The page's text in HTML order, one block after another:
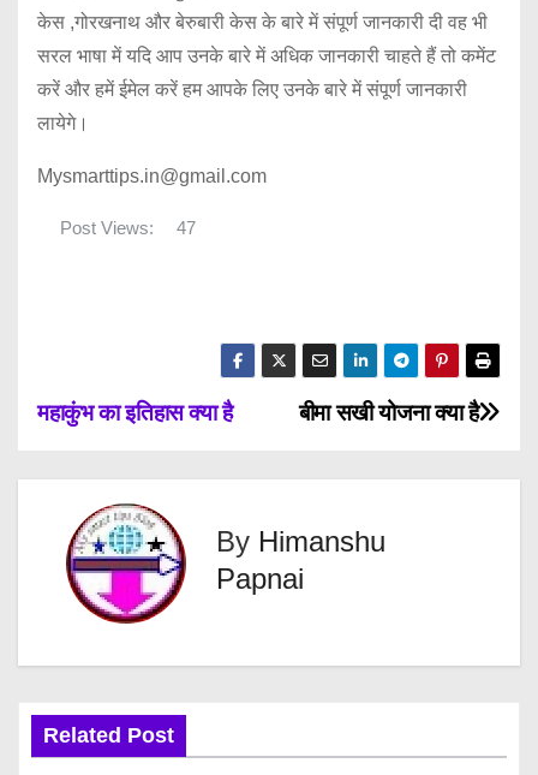
केस ,गोरखनाथ और बेरुबारी केस के बारे में संपूर्ण जानकारी दी वह भी
सरल भाषा में यदि आप उनके बारे में अधिक जानकारी चाहते हैं तो कमेंट
करें और हमें ईमेल करें हम आपके लिए उनके बारे में संपूर्ण जानकारी
लायेगे।
Mysmarttips.in@gmail.com
Post Views: 47
P
o
a
v
बीमा सखी योजना क्या है
महाकुंभ का इतिहास क्या है
By Himanshu
Papnai
Related Post